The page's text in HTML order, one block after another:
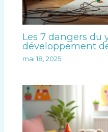
Les 7 dangers du
développement
mai 18, 2025